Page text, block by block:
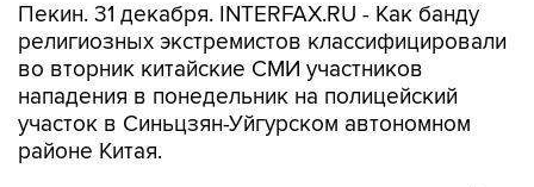
Пекин. 31 декабря. INTERFAX.RU - Как банду
религиозных экстремистов классифицировали
во вторник китайские СМИ участников
нападения в понедельник на полицейский
участок в Синьцзян-Уйгурском автономном
районе Китая.